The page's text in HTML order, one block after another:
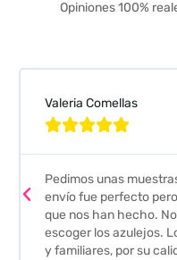
Opiniones 100%
Valeria Comellas

Pedimos unas
envío fue perfecto
que nos han hecho.
escoger los azulejos.
y familiares, por su